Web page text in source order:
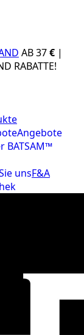
AB 37€ |
RABATTE!
Angebote
BATSAM™
unsF&A